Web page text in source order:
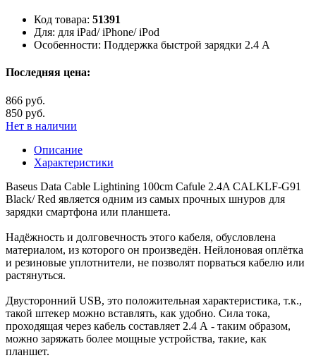
Код товара: 51391
Для: для iPad/ iPhone/ iPod
Особенности: Поддержка быстрой зарядки 2.4 A
Последняя цена:
866 руб.
850 руб.
Нет в наличии
Описание
Характеристики
Baseus Data Cable Lightining 100cm Cafule 2.4A CALKLF-G91
Black/ Red является одним из самых прочных шнуров для
зарядки смартфона или планшета.
Надёжность и долговечность этого кабеля, обусловлена
материалом, из которого он произведён. Нейлоновая оплётка
и резиновые уплотнители, не позволят порваться кабелю или
растянуться.
Двусторонний USB, это положительная характеристика, т.к.,
такой штекер можно вставлять, как удобно. Сила тока,
проходящая через кабель составляет 2.4 А - таким образом,
можно заряжать более мощные устройства, такие, как
планшет.